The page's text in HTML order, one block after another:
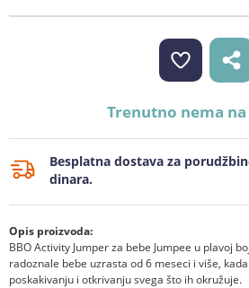
Trenutno nema
Besplatna dostava za
dinara.
Opis proizvoda:
BBO Activity Jumper za bebe Jumpee u plavoj
radoznale bebe uzrasta od 6 meseci i više,
poskakivanju i otkrivanju svega što ih okružuje.